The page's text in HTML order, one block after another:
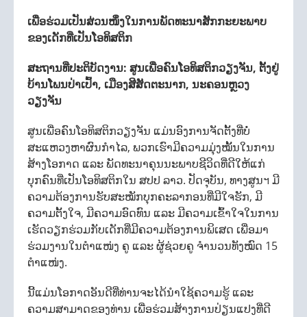
ເພື່ອຮ່ວມເປັນສ່ວນໜຶ່ງໃນການພັດທະນາສັກກະຍະພາບ
ຂອງເດັກທີ່ເປັນໂອທິສຕິກ
ສະຖານທີ່ປະຕິບັດງານ: ສູນເພື່ອຄົນໂອທິສຕິກວຽງຈັນ, ຕັ້ງຢູ່
ບ້ານໂພນປ່າເປົ້າ, ເມືອງສີສັດຕະນາກ, ນະຄອນຫຼວງ
ວຽງຈັນ
ສູນເພື່ອຄົນໂອທິສຕິກວຽງຈັນ ແມ່ນອົງການຈັດຕັ້ງທີ່ບໍ່
ສະແຫວງຫາຜົນກຳໄລ, ພວກເຮົາມີຄວາມມຸ່ງໝັ້ນໃນການ
ສ້າງໂອກາດ ແລະ ພັດທະນາຄຸນນະພາບຊີວິດທີ່ດີໃຫ້ແກ່
ບຸກຄົນທີ່ເປັນໂອທິສຕິກໃນ ສປປ ລາວ. ປັດຈຸບັນ, ທາງສູນฯ ມີ
ຄວາມຕ້ອງການຮັບສະໝັກບຸກຄະລາກອນທີ່ມີໃຈຮັກ, ມີ
ຄວາມຕັ້ງໃຈ, ມີຄວາມອົດທົນ ແລະ ມີຄວາມເຂົ້າໃຈໃນການ
ເຮັດວຽກຮ່ວມກັບເດັກທີ່ມີຄວາມຕ້ອງການພິເສດ ເພື່ອມາ
ຮ່ວມງານໃນຕຳແໜ່ງ ຄູ ແລະ ຜູ້ຊ່ວຍຄູ ຈຳນວນທັງໝົດ 15
ຕຳແໜ່ງ.
ນີ້ແມ່ນໂອກາດອັນດີທີ່ທ່ານຈະໄດ້ນຳໃຊ້ຄວາມຮູ້ ແລະ
ຄວາມສາມາດຂອງທ່ານ ເພື່ອຮ່ວມສ້າງການປ່ຽນແປງທີ່ດີ